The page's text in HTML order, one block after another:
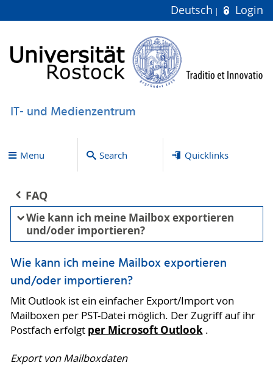
Deutsch Login
IT- und Medienzentrum
Menu Search Quicklinks
FAQ
Wie kann ich meine Mailbox exportieren
und/oder importieren?
Wie kann ich meine Mailbox exportieren
und/oder importieren?
Mit Outlook ist ein einfacher Export/Import von
Mailboxen per PST-Datei möglich. Der Zugriff auf ihr
Postfach erfolgt per Microsoft Outlook .
Export von Mailboxdaten